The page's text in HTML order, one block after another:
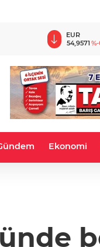
GBP
64,1578
Ekonomi